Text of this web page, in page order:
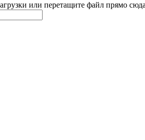
или перетащите файл прямо сюда